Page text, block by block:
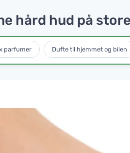
hård hud på
parfumer Dufte til hjemmet og bilen